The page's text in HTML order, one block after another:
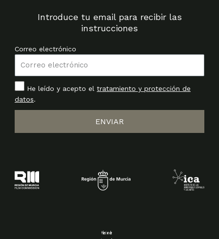
Introduce tu email para recibir las
instrucciones
Correo electrónico
He leído y acepto el tratamiento y protección de
datos.
ENVIAR